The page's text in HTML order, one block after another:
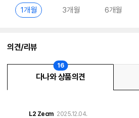
1개월 3개월 6개월
의견/리뷰
다나와 상품의견
16
L2 Zecm 2025.12.04.